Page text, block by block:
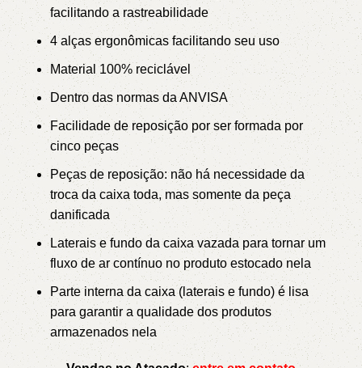
facilitando a rastreabilidade
4 alças ergonômicas facilitando seu uso
Material 100% reciclável
Dentro das normas da ANVISA
Facilidade de reposição por ser formada por
cinco peças
Peças de reposição: não há necessidade da
troca da caixa toda, mas somente da peça
danificada
Laterais e fundo da caixa vazada para tornar um
fluxo de ar contínuo no produto estocado nela
Parte interna da caixa (laterais e fundo) é lisa
para garantir a qualidade dos produtos
armazenados nela